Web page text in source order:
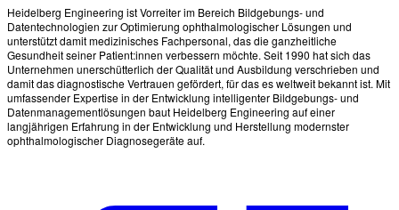
Heidelberg Engineering ist Vorreiter im Bereich Bildgebungs- und
Datentechnologien zur Optimierung ophthalmologischer Lösungen und
unterstützt damit medizinisches Fachpersonal, das die ganzheitliche
Gesundheit seiner Patient:innen verbessern möchte. Seit 1990 hat sich das
Unternehmen unerschütterlich der Qualität und Ausbildung verschrieben und
damit das diagnostische Vertrauen gefördert, für das es weltweit bekannt ist. Mit
umfassender Expertise in der Entwicklung intelligenter Bildgebungs- und
Datenmanagementlösungen baut Heidelberg Engineering auf einer
langjährigen Erfahrung in der Entwicklung und Herstellung modernster
ophthalmologischer Diagnosegeräte auf.